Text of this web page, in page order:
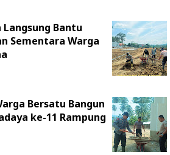
Bantu
Sementara Warga
Bersatu Bangun
ke-11 Rampung